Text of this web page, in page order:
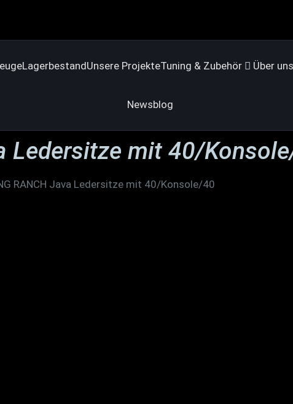
LagerbestandUnsere ProjekteTuning & Zubehör Über
Newsblog
Ledersitze mit 40/
RANCH Java Ledersitze mit 40/Konsole/40